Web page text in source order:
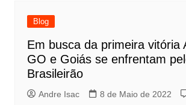
Blog
Em busca da primeira vitória
GO e Goiás se enfrentam
Brasileirão
Andre Isac 8 de Maio de 2022